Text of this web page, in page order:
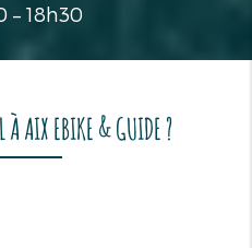
– 18h30
À AIX EBIKE & GUIDE ?